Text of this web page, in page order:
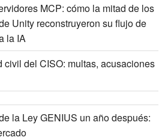
MCP: cómo la mitad de los
Unity reconstruyeron su flujo de
la IA
civil del CISO: multas, acusaciones
la Ley GENIUS un año después: